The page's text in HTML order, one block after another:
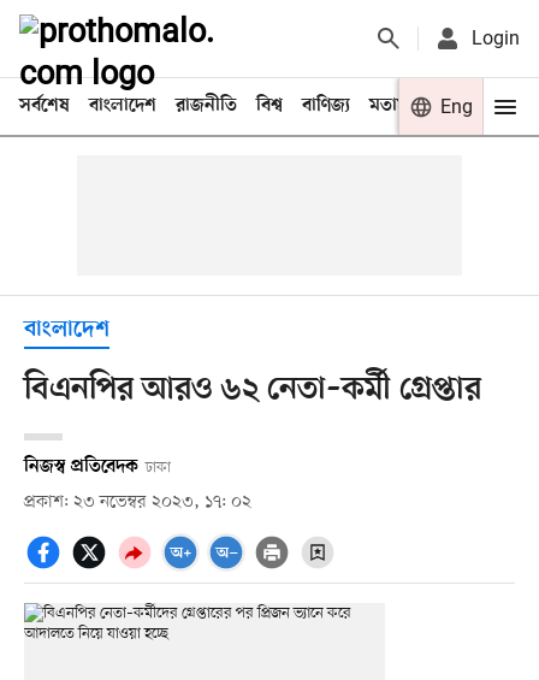
Login
সর্বশেষ বাংলাদেশ রাজনীতি বিশ্ব বাণিজ্য মতামত খেলা
Eng
বাংলাদেশ
বিএনপির আরও ৬২ নেতা–কর্মী গ্রেপ্তার
নিজস্ব প্রতিবেদক ঢাকা
প্রকাশ: ২৩ নভেম্বর ২০২৩, ১৭: ০২